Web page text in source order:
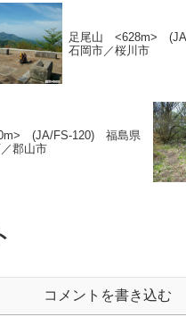
足尾山 <628m>
石岡市／桜川市
(JA/FS-120) 福島県
郡山市
コメントを書き込む